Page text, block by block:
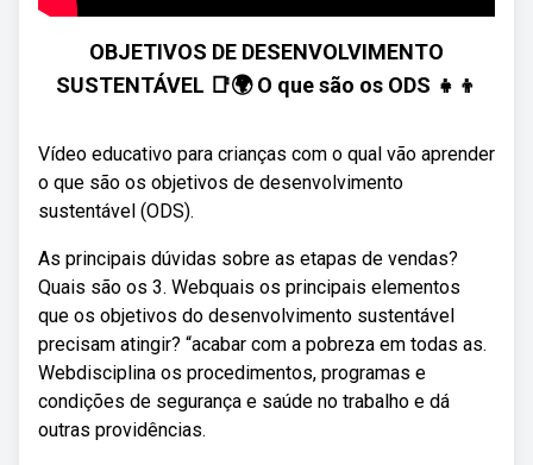
OBJETIVOS DE DESENVOLVIMENTO
SUSTENTÁVEL 📑🌍 O que são os ODS 👧👦
Vídeo educativo para crianças com o qual vão aprender
o que são os objetivos de desenvolvimento
sustentável (ODS).
As principais dúvidas sobre as etapas de vendas?
Quais são os 3. Webquais os principais elementos
que os objetivos do desenvolvimento sustentável
precisam atingir? “acabar com a pobreza em todas as.
Webdisciplina os procedimentos, programas e
condições de segurança e saúde no trabalho e dá
outras providências.